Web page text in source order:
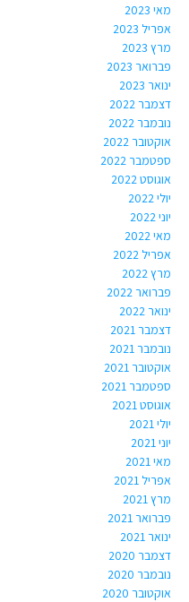
מאי 2023
אפריל 2023
מרץ 2023
פברואר 2023
ינואר 2023
דצמבר 2022
נובמבר 2022
אוקטובר 2022
ספטמבר 2022
אוגוסט 2022
יולי 2022
יוני 2022
מאי 2022
אפריל 2022
מרץ 2022
פברואר 2022
ינואר 2022
דצמבר 2021
נובמבר 2021
אוקטובר 2021
ספטמבר 2021
אוגוסט 2021
יולי 2021
יוני 2021
מאי 2021
אפריל 2021
מרץ 2021
פברואר 2021
ינואר 2021
דצמבר 2020
נובמבר 2020
אוקטובר 2020